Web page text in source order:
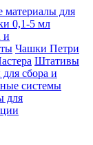
материалы для
0,1-5 мл
и
Чашки Петри
Штативы
сбора и
системы
для